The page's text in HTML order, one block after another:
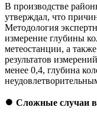
В производстве
утверждал, что
Методология
измерение глубины
метеостанции, а
результатов
менее 0,4, глубина
⏺️ Сложные случаи в